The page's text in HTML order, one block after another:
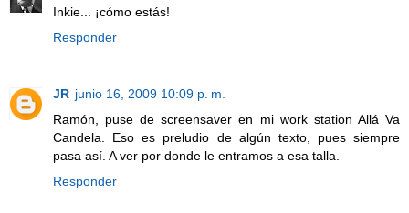
Inkie... ¡cómo estás!
Responder
JR junio 16, 2009 10:09 p. m.
Ramón, puse de screensaver en mi work station Allá Va
Candela. Eso es preludio de algún texto, pues siempre
pasa así. A ver por donde le entramos a esa talla.
Responder